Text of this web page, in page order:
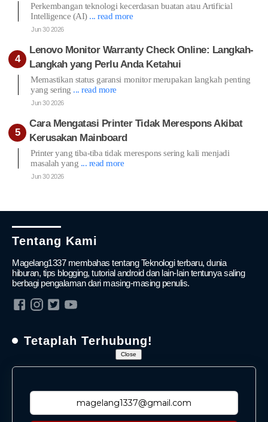
Perkembangan teknologi kecerdasan buatan atau Artificial
Intelligence (AI) ... read more
Jun 30 2026
Lenovo Monitor Warranty Check Online: Langkah-
Langkah yang Perlu Anda Ketahui
Memastikan status garansi monitor merupakan langkah penting
yang sering ... read more
Jun 30 2026
Cara Mengatasi Printer Tidak Merespons Akibat
Kerusakan Mainboard
Printer yang tiba-tiba tidak merespons sering kali menjadi
masalah yang ... read more
Jun 30 2026
Tentang Kami
Magelang1337 membahas tentang Teknologi terbaru, dunia
hiburan, tips blogging, tutorial android dan lain-lain tentunya saling
berbagi pengalaman dari masing-masing penulis.
Tetaplah Terhubung!
Close